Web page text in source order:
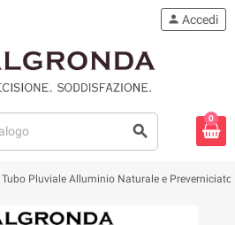
search
person Accedi
0
Tubo Pluviale Alluminio Naturale e Preverniciato